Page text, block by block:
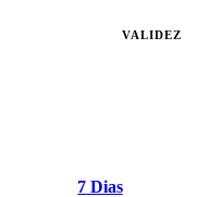
VALIDEZ
7 Dias